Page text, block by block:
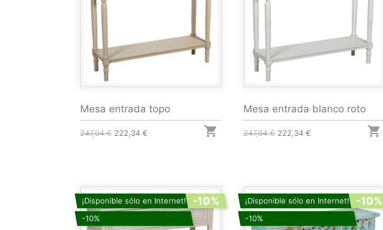
Mesa entrada topo
247,04 € 222,34 € 
Mesa entrada blanco roto
247,04 € 222,34 € 
¡Disponible sólo en Internet!
-10%
-10%
¡Disponible sólo en Internet!
-10%
-10%